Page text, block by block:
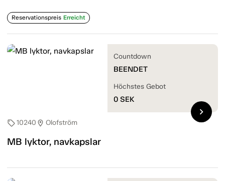
Reservationspreis Erreicht
sell10240 location_on Olofström
MB lyktor, navkapslar
Countdown
BEENDET
Höchstes Gebot
0 SEK
chevron_right